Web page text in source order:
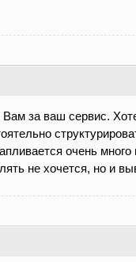
за ваш сервис.
очень
не хочется, но и